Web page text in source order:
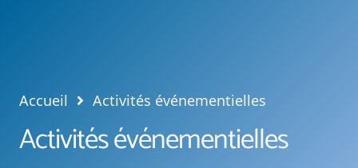
Accueil Activités événementielles
Activités événementielles